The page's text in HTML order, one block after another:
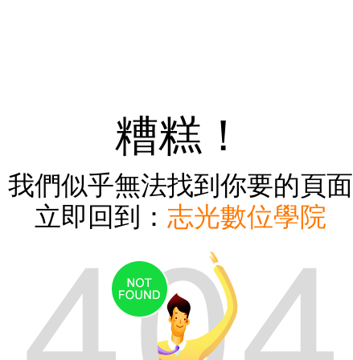
糟糕！
我們似乎無法找到你要的頁面
立即回到： 志光數位學院